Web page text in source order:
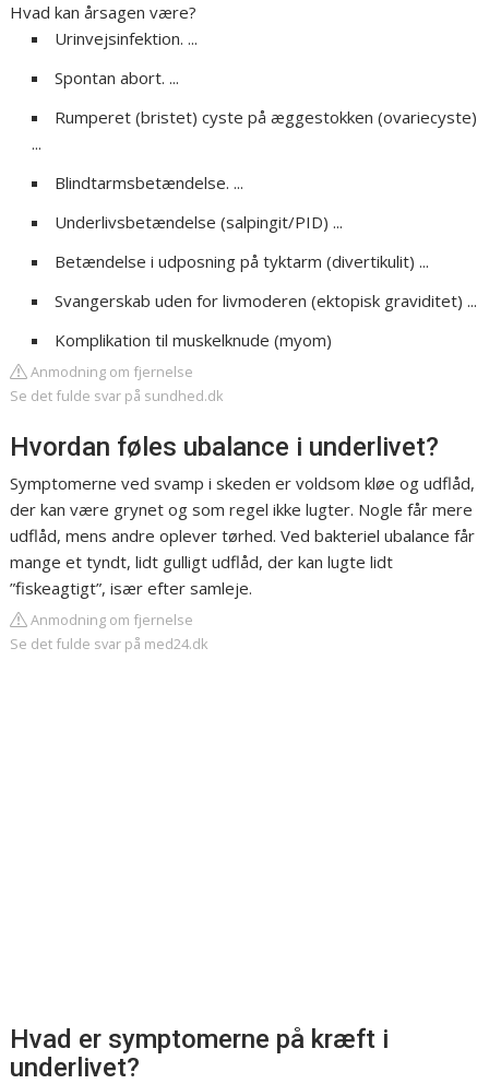
Hvad kan årsagen være?
Urinvejsinfektion. ...
Spontan abort. ...
Rumperet (bristet) cyste på æggestokken (ovariecyste)
...
Blindtarmsbetændelse. ...
Underlivsbetændelse (salpingit/PID) ...
Betændelse i udposning på tyktarm (divertikulit) ...
Svangerskab uden for livmoderen (ektopisk graviditet) ...
Komplikation til muskelknude (myom)
Anmodning om fjernelse
Se det fulde svar på sundhed.dk
Hvordan føles ubalance i underlivet?
Symptomerne ved svamp i skeden er voldsom kløe og udflåd,
der kan være grynet og som regel ikke lugter. Nogle får mere
udflåd, mens andre oplever tørhed. Ved bakteriel ubalance får
mange et tyndt, lidt gulligt udflåd, der kan lugte lidt
”fiskeagtigt”, især efter samleje.
Anmodning om fjernelse
Se det fulde svar på med24.dk
Hvad er symptomerne på kræft i
underlivet?